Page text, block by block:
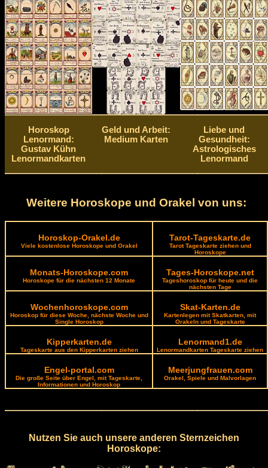
Horoskop
Lenormand:
Gustav Kühn
Lenormandkarten
Geld und Arbeit:
Medium Karten
Liebe und
Gesundheit:
Astrologisches
Lenormand
Weitere Horoskope und Orakel von uns:
Horoskop-Orakel.de
Viele kostenlose Horoskope und Orakel
Tarot-Tageskarte.de
Tarot Tageskarte ziehen und
Horoskope
Monats-Horoskope.com
Horoskope für die nächsten 12 Monate
Tages-Horoskope.net
Tageshoroskop für heute und die
nächsten Tage
Wochenhoroskope.com
Horoskop für diese Woche, nächste Woche und
Single Horoskop
Skat-Karten.de
Kartenlegen mit Skatkarten, mit
Orakeln und Tageskarte
Kipperkarten.de
Tageskarte aus den Kipperkarten ziehen
Lenormand1.de
Lenormandkarten Tageskarte ziehen
Engel-portal.com
Die große Seite über Engel, mit Tageskarte,
Informationen und Horoskop
Meerjungfrauen.com
Orakel, Spiele und Malvorlagen
Nutzen Sie auch unsere anderen Sternzeichen
Horoskope: